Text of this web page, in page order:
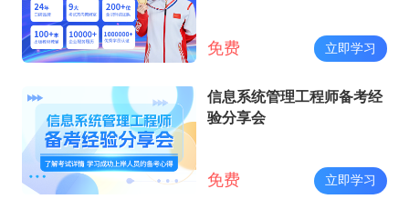
免费 立即学习
信息系统管理工程师备考经
验分享会
免费 立即学习